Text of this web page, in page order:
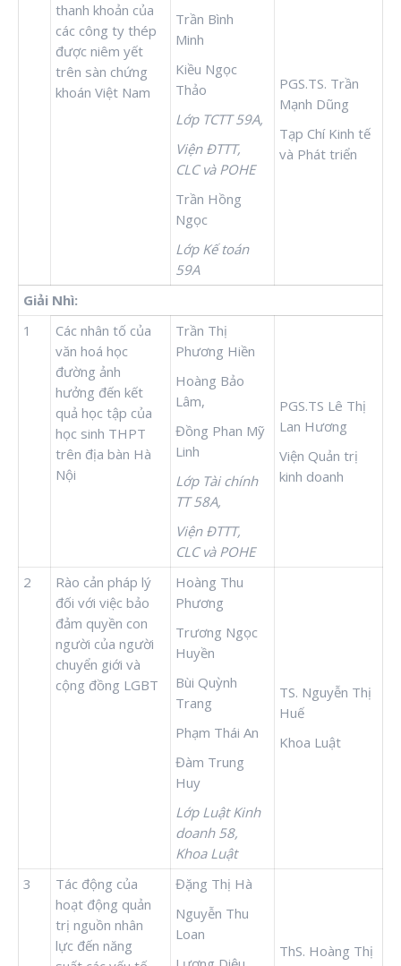
thanh khoản của
các công ty thép
được niêm yết
trên sàn chứng
khoán Việt Nam
Trần Bình
Minh
Kiều Ngọc
Thảo
Lớp TCTT 59A,
Viện ĐTTT,
CLC và POHE
Trần Hồng
Ngọc
Lớp Kế toán
59A
PGS.TS. Trần
Mạnh Dũng
Tạp Chí Kinh tế
và Phát triển
Giải Nhì:
1
Các nhân tố của
văn hoá học
đường ảnh
hưởng đến kết
quả học tập của
học sinh THPT
trên địa bàn Hà
Nội
Trần Thị
Phương Hiền
Hoàng Bảo
Lâm,
Đồng Phan Mỹ
Linh
Lớp Tài chính
TT 58A,
Viện ĐTTT,
CLC và POHE
PGS.TS Lê Thị
Lan Hương
Viện Quản trị
kinh doanh
2
Rào cản pháp lý
đối với việc bảo
đảm quyền con
người của người
chuyển giới và
cộng đồng LGBT
Hoàng Thu
Phương
Trương Ngọc
Huyền
Bùi Quỳnh
Trang
Phạm Thái An
Đàm Trung
Huy
Lớp Luật Kinh
doanh 58,
Khoa Luật
TS. Nguyễn Thị
Huế
Khoa Luật
3
Tác động của
hoạt động quản
trị nguồn nhân
lực đến năng
Đặng Thị Hà
Nguyễn Thu
Loan
ThS. Hoàng Thị